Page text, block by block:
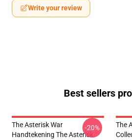
Write your review
Best sellers
The Asterisk War
Handtekening The Asterisk
-20%
The